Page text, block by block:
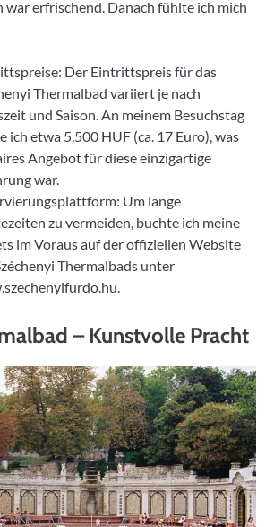
war erfrischend. Danach fühlte ich mich
Der Eintrittspreis für das
Thermalbad variiert je nach
und Saison. An meinem Besuchstag
ich etwa 5.500 HUF (ca. 17 Euro), was
Angebot für diese einzigartige
war.
Um lange
zu vermeiden, buchte ich meine
im Voraus auf der offiziellen Website
Thermalbads unter
– Kunstvolle Pracht